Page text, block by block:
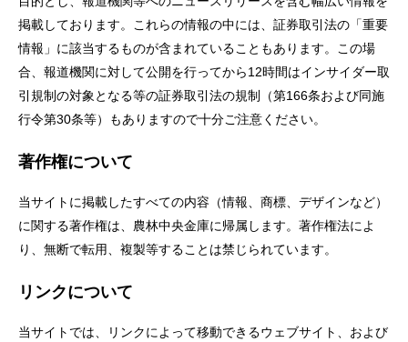
掲載しております。これらの情報の中には、証券取引法の「重要
情報」に該当するものが含まれていることもあります。この場
合、報道機関に対して公開を行ってから12時間はインサイダー取
引規制の対象となる等の証券取引法の規制（第166条および同施
行令第30条等）もありますので十分ご注意ください。
著作権について
当サイトに掲載したすべての内容（情報、商標、デザインなど）
に関する著作権は、農林中央金庫に帰属します。著作権法によ
り、無断で転用、複製等することは禁じられています。
リンクについて
当サイトでは、リンクによって移動できるウェブサイト、および